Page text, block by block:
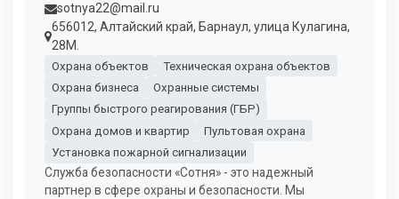
sotnya22@mail.ru
656012, Алтайский край, Барнаул, улица Кулагина,
28М.
Охрана объектов
Техническая охрана объектов
Охрана бизнеса
Охранные системы
Группы быстрого реагирования (ГБР)
Охрана домов и квартир
Пультовая охрана
Установка пожарной сигнализации
Служба безопасности «Сотня» - это надежный
партнер в сфере охраны и безопасности. Мы